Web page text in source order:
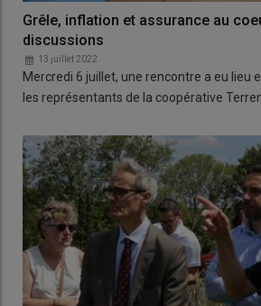
Grêle, inflation et assurance au
discussions
13 juillet 2022
Mercredi 6 juillet, une rencontre a eu lieu
les représentants de la coopérative